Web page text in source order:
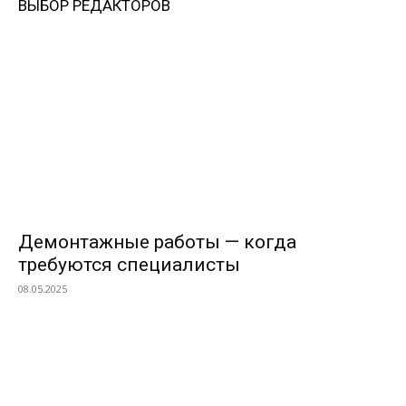
ВЫБОР РЕДАКТОРОВ
Демонтажные работы — когда
требуются специалисты
08.05.2025